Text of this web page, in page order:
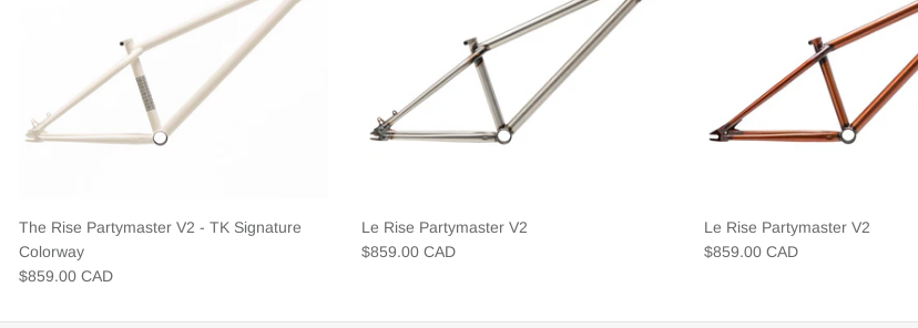
The Rise Partymaster V2 - TK Signature
Colorway
$859.00 CAD
Le Rise Partymaster V2
$859.00 CAD
Le Rise Partymaster V2
$859.00 CAD